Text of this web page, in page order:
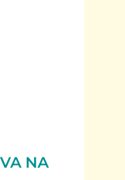
NA